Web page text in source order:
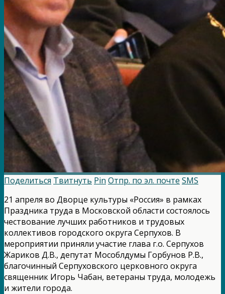
Поделиться Твитнуть Pin Отпр. по эл. почте SMS
21 апреля во Дворце культуры «Россия» в рамках
Праздника труда в Московской области состоялось
чествование лучших работников и трудовых
коллективов городского округа Серпухов. В
мероприятии приняли участие глава г.о. Серпухов
Жариков Д.В., депутат Мособлдумы Горбунов Р.В.,
благочинный Серпуховского церковного округа
священник Игорь Чабан, ветераны труда, молодежь
и жители города.